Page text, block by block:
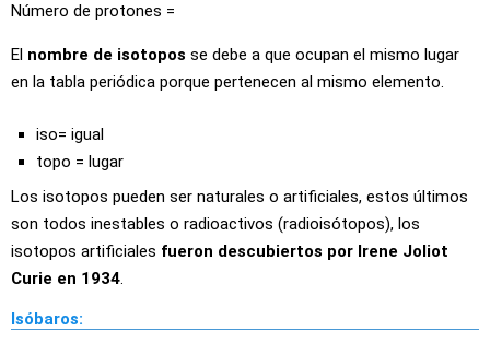
Número de protones =
El nombre de isotopos se debe a que ocupan el mismo lugar
en la tabla periódica porque pertenecen al mismo elemento.
iso= igual
topo = lugar
Los isotopos pueden ser naturales o artificiales, estos últimos
son todos inestables o radioactivos (radioisótopos), los
isotopos artificiales fueron descubiertos por Irene Joliot
Curie en 1934.
Isóbaros: